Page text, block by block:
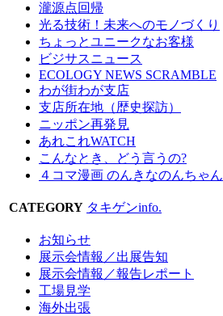
瀧源点回帰
光る技術！未来へのモノづくり
ちょっとユニークなお客様
ビジサスニュース
ECOLOGY NEWS SCRAMBLE
わが街わが支店
支店所在地（歴史探訪）
ニッポン再発見
あれこれWATCH
こんなとき、どう言うの?
４コマ漫画 のんきなのんちゃん
CATEGORY タキゲンinfo.
お知らせ
展示会情報／出展告知
展示会情報／報告レポート
工場見学
海外出張